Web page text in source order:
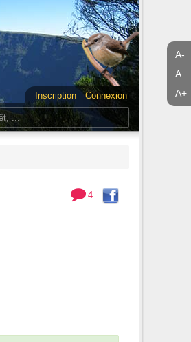
A-
A
A+
Inscription
Connexion
4